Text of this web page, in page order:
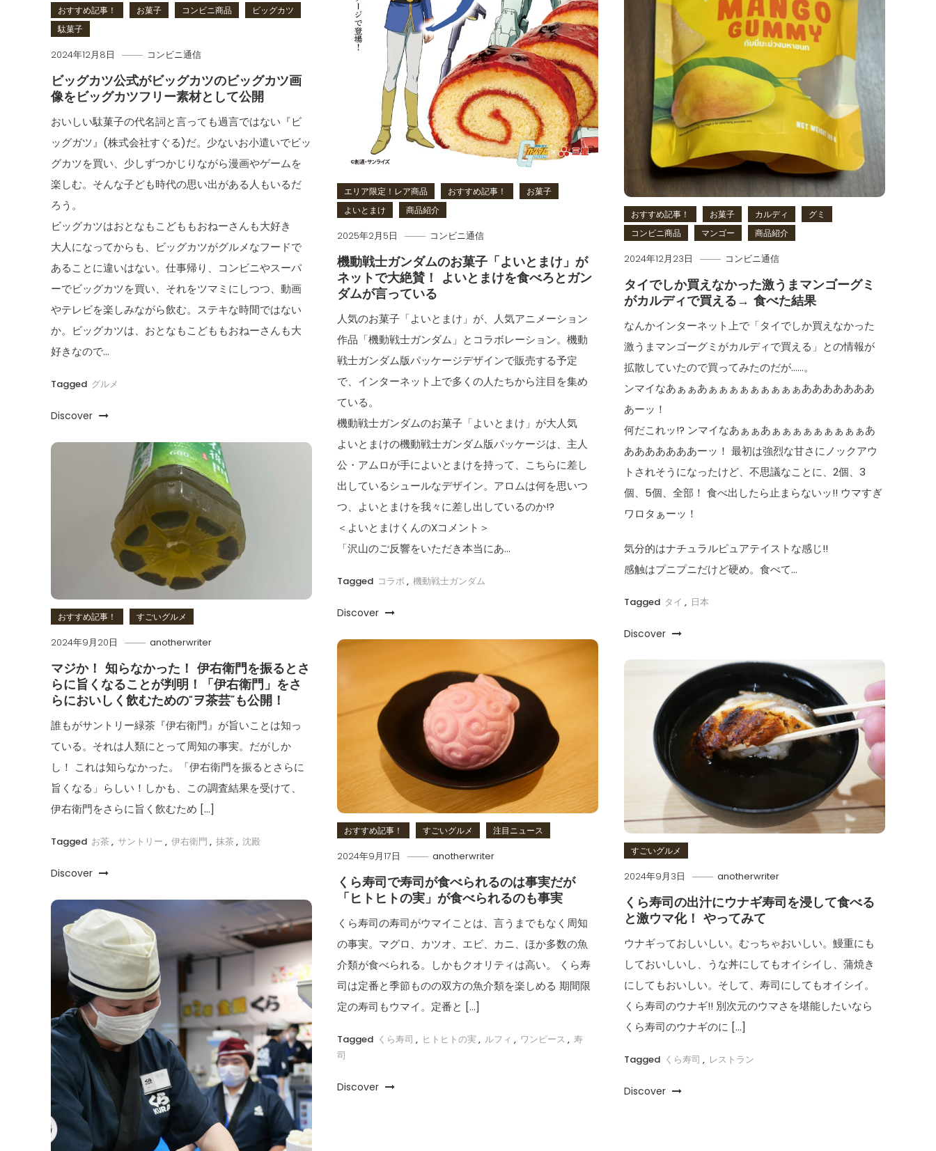
エリア限定！レア商品 おすすめ記事！
お菓子
よいとまけ
商品紹介
2025年2月5日 コンビニ通信
機動戦士ガンダムのお菓子「よいとまけ」が
ネットで大絶賛！ よいとまけを食べろとガン
ダムが言っている
人気のお菓子「よいとまけ」が、人気アニメーション
作品「機動戦士ガンダム」とコラボレーション。機動
戦士ガンダム版パッケージデザインで販売する予定
で、インターネット上で多くの人たちから注目を集め
ている。
機動戦士ガンダムのお菓子「よいとまけ」が大人気
よいとまけの機動戦士ガンダム版パッケージは、主人
公・アムロが手によいとまけを持って、こちらに差し
出しているシュールなデザイン。アロムは何を思いつ
つ、よいとまけを我々に差し出しているのか!?
＜よいとまけくんのXコメント＞
「沢山のご反響をいただき本当にあ…
Tagged コラボ , 機動戦士ガンダム
Discover
おすすめ記事！ お菓子 カルディ
グミ
コンビニ商品
マンゴー 商品紹介
2024年12月23日 コンビニ通信
タイでしか買えなかった激うまマンゴーグミ
がカルディで買える→ 食べた結果
なんかインターネット上で「タイでしか買えなかった
激うまマンゴーグミがカルディで買える」との情報が
拡散していたので買ってみたのだが……。
ンマイなあぁぁあぁぁぁぁぁぁぁぁぁあああああああ
あーッ！
何だこれッ!? ンマイなあぁぁあぁぁぁぁぁぁぁぁぁあ
あああああああーッ！ 最初は強烈な甘さにノックアウ
トされそうになったけど、不思議なことに、2個、3
個、5個、全部！ 食べ出したら止まらないッ!! ウマすぎ
ワロタぁーッ！
気分的はナチュラルピュアテイストな感じ!!
感触はプニプニだけど硬め。食べて…
Tagged タイ , 日本
Discover
おすすめ記事！ お菓子 コンビニ商品
ビッグカツ
駄菓子
2024年12月8日 コンビニ通信
ビッグカツ公式がビッグカツのビッグカツ画
像をビッグカツフリー素材として公開
おいしい駄菓子の代名詞と言っても過言ではない『ビ
ッグガツ』(株式会社すぐる)だ。少ないお小遣いでビッ
グカツを買い、少しずつかじりながら漫画やゲームを
楽しむ。そんな子ども時代の思い出がある人もいるだ
ろう。
ビッグカツはおとなもこどももおねーさんも大好き
大人になってからも、ビッグカツがグルメなフードで
あることに違いはない。仕事帰り、コンビニやスーパ
ーでビッグカツを買い、それをツマミにしつつ、動画
やテレビを楽しみながら飲む。ステキな時間ではない
か。ビッグカツは、おとなもこどももおねーさんも大
好きなので…
Tagged グルメ
Discover
おすすめ記事！ すごいグルメ
2024年9月20日 anotherwriter
マジか！ 知らなかった！ 伊右衛門を振るとさ
らに旨くなることが判明！「伊右衛門」をさ
らにおいしく飲むための“ヲ茶芸”も公開！
誰もがサントリー緑茶『伊右衛門』が旨いことは知っ
ている。それは人類にとって周知の事実。だがしか
し！ これは知らなかった。「伊右衛門を振るとさらに
旨くなる」らしい！しかも、この調査結果を受けて、
伊右衛門をさらに旨く飲むため […]
Tagged お茶 , サントリー , 伊右衛門 , 抹茶 , 沈殿
Discover
おすすめ記事！ すごいグルメ 注目ニュース
2024年9月17日 anotherwriter
くら寿司で寿司が食べられるのは事実だが
「ヒトヒトの実」が食べられるのも事実
くら寿司の寿司がウマイことは、言うまでもなく周知
の事実。マグロ、カツオ、エビ、カニ、ほか多数の魚
介類が食べられる。しかもクオリティは高い。 くら寿
司は定番と季節ものの双方の魚介類を楽しめる 期間限
定の寿司もウマイ。定番と […]
Tagged くら寿司 , ヒトヒトの実 , ルフィ , ワンピース , 寿
司
Discover
すごいグルメ
2024年9月3日 anotherwriter
くら寿司の出汁にウナギ寿司を浸して食べる
と激ウマ化！ やってみて
ウナギっておしいしい。むっちゃおいしい。鰻重にも
しておいしいし、うな丼にしてもオイシイし、蒲焼き
にしてもおいしい。そして、寿司にしてもオイシイ。
くら寿司のウナギ!! 別次元のウマさを堪能したいなら
くら寿司のウナギのに […]
Tagged くら寿司 , レストラン
Discover